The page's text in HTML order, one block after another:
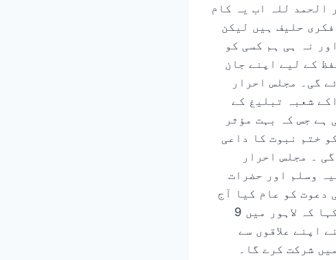
الحمد للہ اب یہ کام
حلیف ہیں لیکن
نہ ہی ہم کسی کو
کے لیے اپنے جان
گی۔ مجلس احرار
شعبہ تبلیغ کے
ہے جس کہ بہت مؤثر
ختم نبوت کا داعی
۔ مجلس احرار
وسلم اور حضرات
دعوت کو عام کیا آج
بھی اسی طرز اور منہج پر دین کا کام مؤثر اور مفید ہے۔ انہوں نے کہا کہ لاہور میں 9
اپنے علاقوں سے
شرکت کرے گا۔